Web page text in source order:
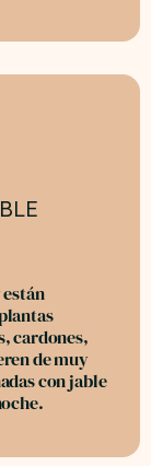
cardones,
de muy
con jable